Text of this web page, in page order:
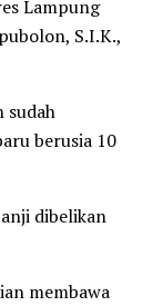
Lampung
S.I.K.,
sudah
berusia 10
dibelikan
membawa